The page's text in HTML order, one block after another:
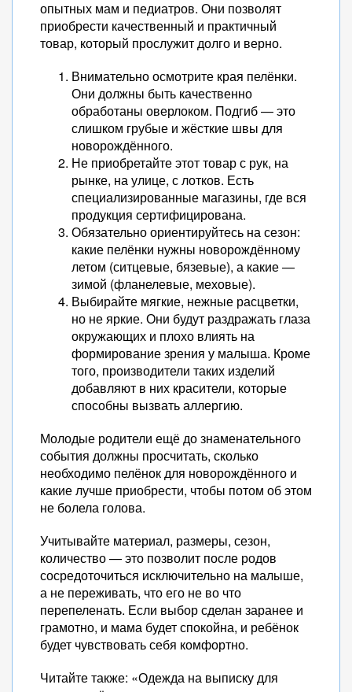
опытных мам и педиатров. Они позволят
приобрести качественный и практичный
товар, который прослужит долго и верно.
Внимательно осмотрите края пелёнки.
Они должны быть качественно
обработаны оверлоком. Подгиб — это
слишком грубые и жёсткие швы для
новорождённого.
Не приобретайте этот товар с рук, на
рынке, на улице, с лотков. Есть
специализированные магазины, где вся
продукция сертифицирована.
Обязательно ориентируйтесь на сезон:
какие пелёнки нужны новорождённому
летом (ситцевые, бязевые), а какие —
зимой (фланелевые, меховые).
Выбирайте мягкие, нежные расцветки,
но не яркие. Они будут раздражать глаза
окружающих и плохо влиять на
формирование зрения у малыша. Кроме
того, производители таких изделий
добавляют в них красители, которые
способны вызвать аллергию.
Молодые родители ещё до знаменательного
события должны просчитать, сколько
необходимо пелёнок для новорождённого и
какие лучше приобрести, чтобы потом об этом
не болела голова.
Учитывайте материал, размеры, сезон,
количество — это позволит после родов
сосредоточиться исключительно на малыше,
а не переживать, что его не во что
перепеленать. Если выбор сделан заранее и
грамотно, и мама будет спокойна, и ребёнок
будет чувствовать себя комфортно.
Читайте также: «Одежда на выписку для